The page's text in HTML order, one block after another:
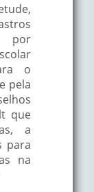
por
o
pela
que
a
para
na